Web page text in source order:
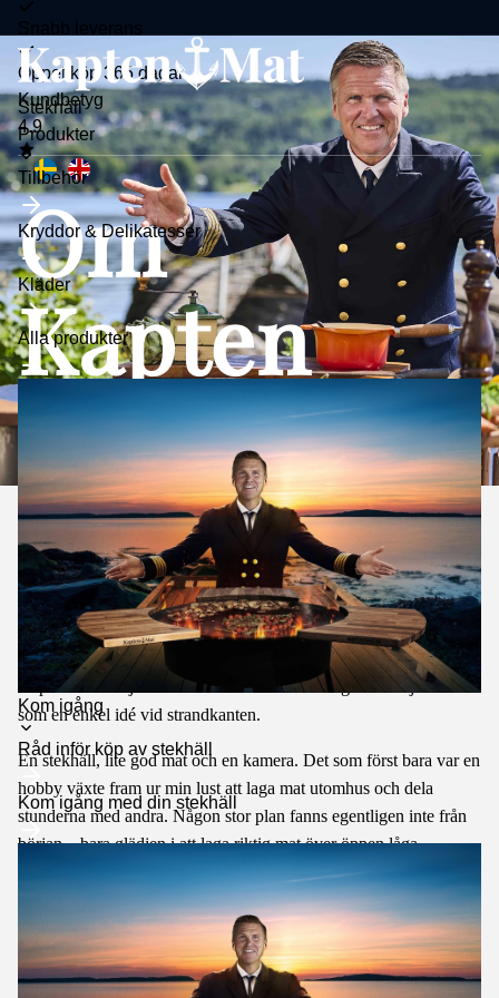
Snabb leverans
Öppet köp 365 dagar
Kundbetyg
4.9
Stekhäll
ProdukterToggle
submenu
Tillbehör
Kryddor & Delikatesser
Kläder
Alla produkter
Kom igångToggle
Råd inför köp av stekhäll
Kom igång med din stekhäll
Om
Kapten
Mat
Historien om Kapten Mat
Kapten Mat började 2020 – inte som ett företag från början utan
som en enkel idé vid strandkanten.
En stekhäll, lite god mat och en kamera. Det som först bara var en
hobby växte fram ur min lust att laga mat utomhus och dela
stunderna med andra. Någon stor plan fanns egentligen inte från
början – bara glädjen i att laga riktig mat över öppen låga.
Vid 50 års ålder tog jag steget och började som YouTuber. Det var
kanske inte den vanligaste vägen att gå, men jag ville prova något
nytt och följa min passion för matlagning utomhus.
Filmerna var enkla i början, inspelade ute i naturen, ofta nere vid